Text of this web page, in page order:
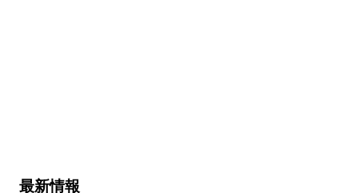
最新情報